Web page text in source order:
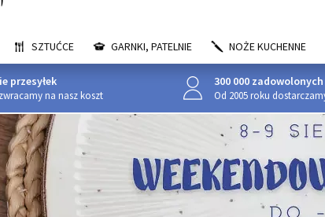
SZTUĆCE GARNKI, PATELNIE NOŻE KUCHENNE
przesyłek
na nasz koszt
300 000
Od 2005 roku